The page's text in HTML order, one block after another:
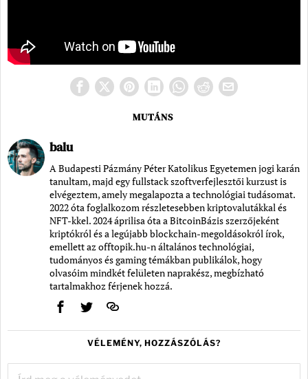
MUTÁNS
balu
A Budapesti Pázmány Péter Katolikus Egyetemen jogi karán
tanultam, majd egy fullstack szoftverfejlesztői kurzust is
elvégeztem, amely megalapozta a technológiai tudásomat.
2022 óta foglalkozom részletesebben kriptovalutákkal és
NFT-kkel. 2024 áprilisa óta a BitcoinBázis szerzőjeként
kriptókról és a legújabb blockchain-megoldásokról írok,
emellett az offtopik.hu-n általános technológiai,
tudományos és gaming témákban publikálok, hogy
olvasóim mindkét felületen naprakész, megbízható
tartalmakhoz férjenek hozzá.
VÉLEMÉNY, HOZZÁSZÓLÁS?